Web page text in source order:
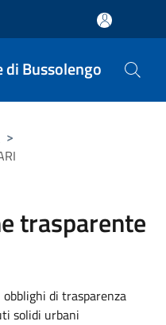
di Bussolengo
>
trasparente
di trasparenza
solidi urbani